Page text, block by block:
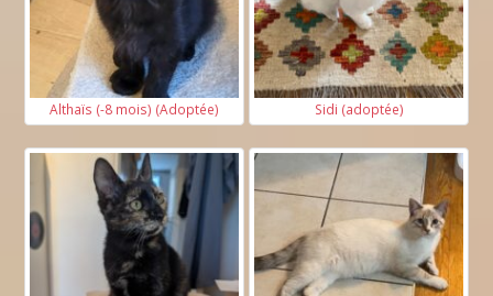
Althaïs (-8 mois) (Adoptée) Sidi (adoptée)